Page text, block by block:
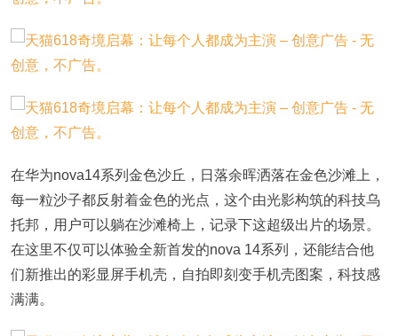
在华为nova14系列金色沙丘，日落余晖洒落在金色沙滩上，
每一粒沙子都反射着金色的光点，这个由光影构筑的科技乌
托邦，用户可以躺在沙滩椅上，记录下这超级出片的场景。
在这里不仅可以体验全新首发的nova 14系列，还能结合他
们新推出的彩显屏手机壳，自拍即刻变手机壳图案，科技感
满满。